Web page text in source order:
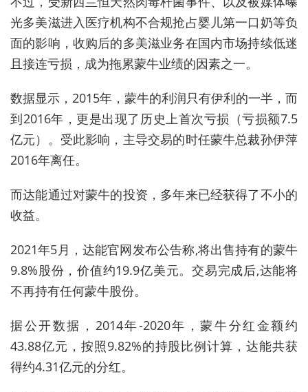
光多美滋进入医疗机构不合规抢占婴儿第一口奶等负
面的影响，收购后的多美滋业务在国内市场持续低迷
且接连亏损，成为拖累蒙牛业绩的因素之一。
数据显示，2015年，蒙牛的利润只有伊利的一半，而
到2016年，更是出现了历史上首次亏损（亏损额7.5
亿元）。受此影响，主导交易的时任蒙牛总裁孙伊萍
2016年离任。
而达能通过对蒙牛的投资，多年来已经获得了不小的
收益。
2021年5月，达能官网发布公告称,将出售持有的蒙牛
9.8%股份，价值约19.9亿美元。交易完成后,达能将
不再持有任何蒙牛股份。
据公开数据，2014年-2020年，蒙牛分红金额约
43.88亿元，按照9.82%的持股比例计算，达能共获
得约4.31亿元的分红。